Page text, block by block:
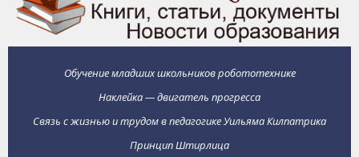
Обучение младших школьников робототехнике
Наклейка — двигатель прогресса
Связь с жизнью и трудом в педагогике Уильяма Килпатрика
Принцип Штирлица